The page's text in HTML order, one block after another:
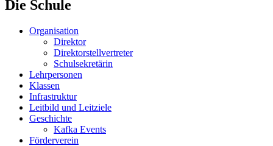
Die Schule
Organisation
Direktor
Direktorstellvertreter
Schulsekretärin
Lehrpersonen
Klassen
Infrastruktur
Leitbild und Leitziele
Geschichte
Kafka Events
Förderverein